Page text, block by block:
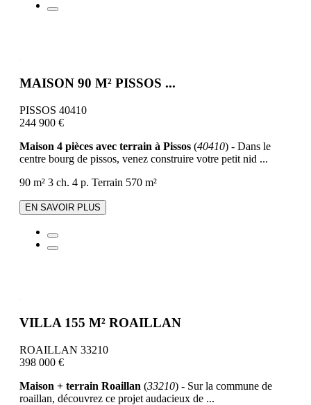
MAISON 90 M² PISSOS ...
PISSOS 40410
244 900 €
Maison 4 pièces avec terrain à Pissos (40410) - Dans le
centre bourg de pissos, venez construire votre petit nid ...
90 m² 3 ch. 4 p. Terrain 570 m²
EN SAVOIR PLUS
VILLA 155 M² ROAILLAN
ROAILLAN 33210
398 000 €
Maison + terrain Roaillan (33210) - Sur la commune de
roaillan, découvrez ce projet audacieux de ...